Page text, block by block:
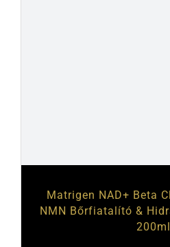
Matrigen NAD+ Beta
NMN Bőrfiatalító &
200ml